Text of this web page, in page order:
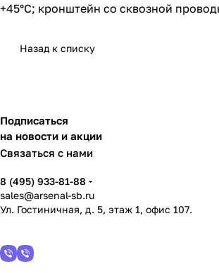
+45°С; кронштейн со сквозной
Назад к списку
Подписаться
на новости и акции
Связаться с нами
8 (495) 933-81-88
sales@arsenal-sb.ru
Ул. Гостиничная, д. 5, этаж 1, офис 107.